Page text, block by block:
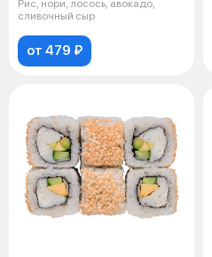
Рис, нори, лосось, авокадо,
сливочный сыр
от 479 ₽